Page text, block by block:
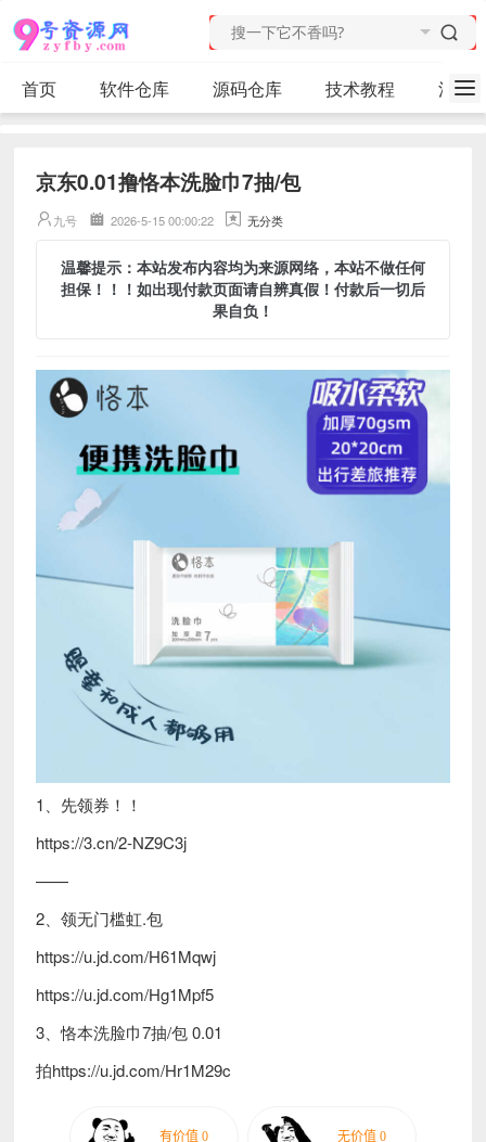
首页 软件仓库 源码仓库 技术教程 活动
京东0.01撸恪本洗脸巾7抽/包
九号 2026-5-15 00:00:22 无分类
温馨提示：本站发布内容均为来源网络，本站不做任何
担保！！！如出现付款页面请自辨真假！付款后一切后
果自负！
1、先领券！！
https://3.cn/2-NZ9C3j
——
2、领无门槛虹.包
https://u.jd.com/H61Mqwj
https://u.jd.com/Hg1Mpf5
3、恪本洗脸巾7抽/包 0.01
拍https://u.jd.com/Hr1M29c